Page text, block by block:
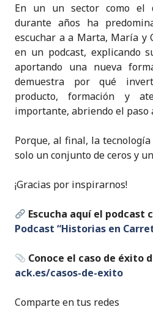
En un un sector como el
durante años ha
escuchar a a Marta, María y
en un podcast, explicando
aportando una nueva
demuestra por qué
producto, formación y
importante, abriendo el paso
Porque, al final, la
solo un conjunto de ceros y
¡Gracias por inspirarnos!
Escucha aquí el podcast
Podcast “Historias en
Conoce el caso de éxito
ack.es/casos-de-exito
Comparte en tus redes